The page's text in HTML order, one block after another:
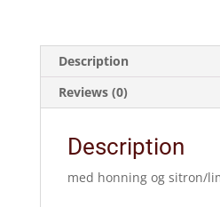
Description
Reviews (0)
Description
med honning og sitron/